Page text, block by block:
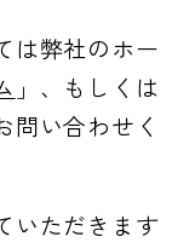
は弊社のホー
」、もしくは
問い合わせく
いただきます